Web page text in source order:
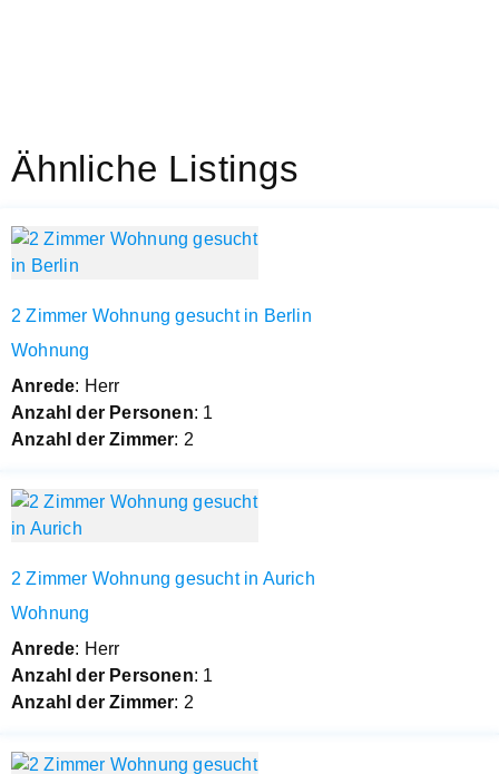
Ähnliche Listings
2 Zimmer Wohnung gesucht in Berlin
Wohnung
Anrede: Herr
Anzahl der Personen: 1
Anzahl der Zimmer: 2
2 Zimmer Wohnung gesucht in Aurich
Wohnung
Anrede: Herr
Anzahl der Personen: 1
Anzahl der Zimmer: 2